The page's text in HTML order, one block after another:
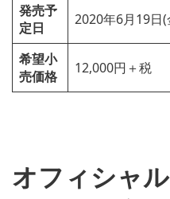
発売予
定日
2020年6月19日(
希望小
売価格
12,000円＋税
オフィシャ